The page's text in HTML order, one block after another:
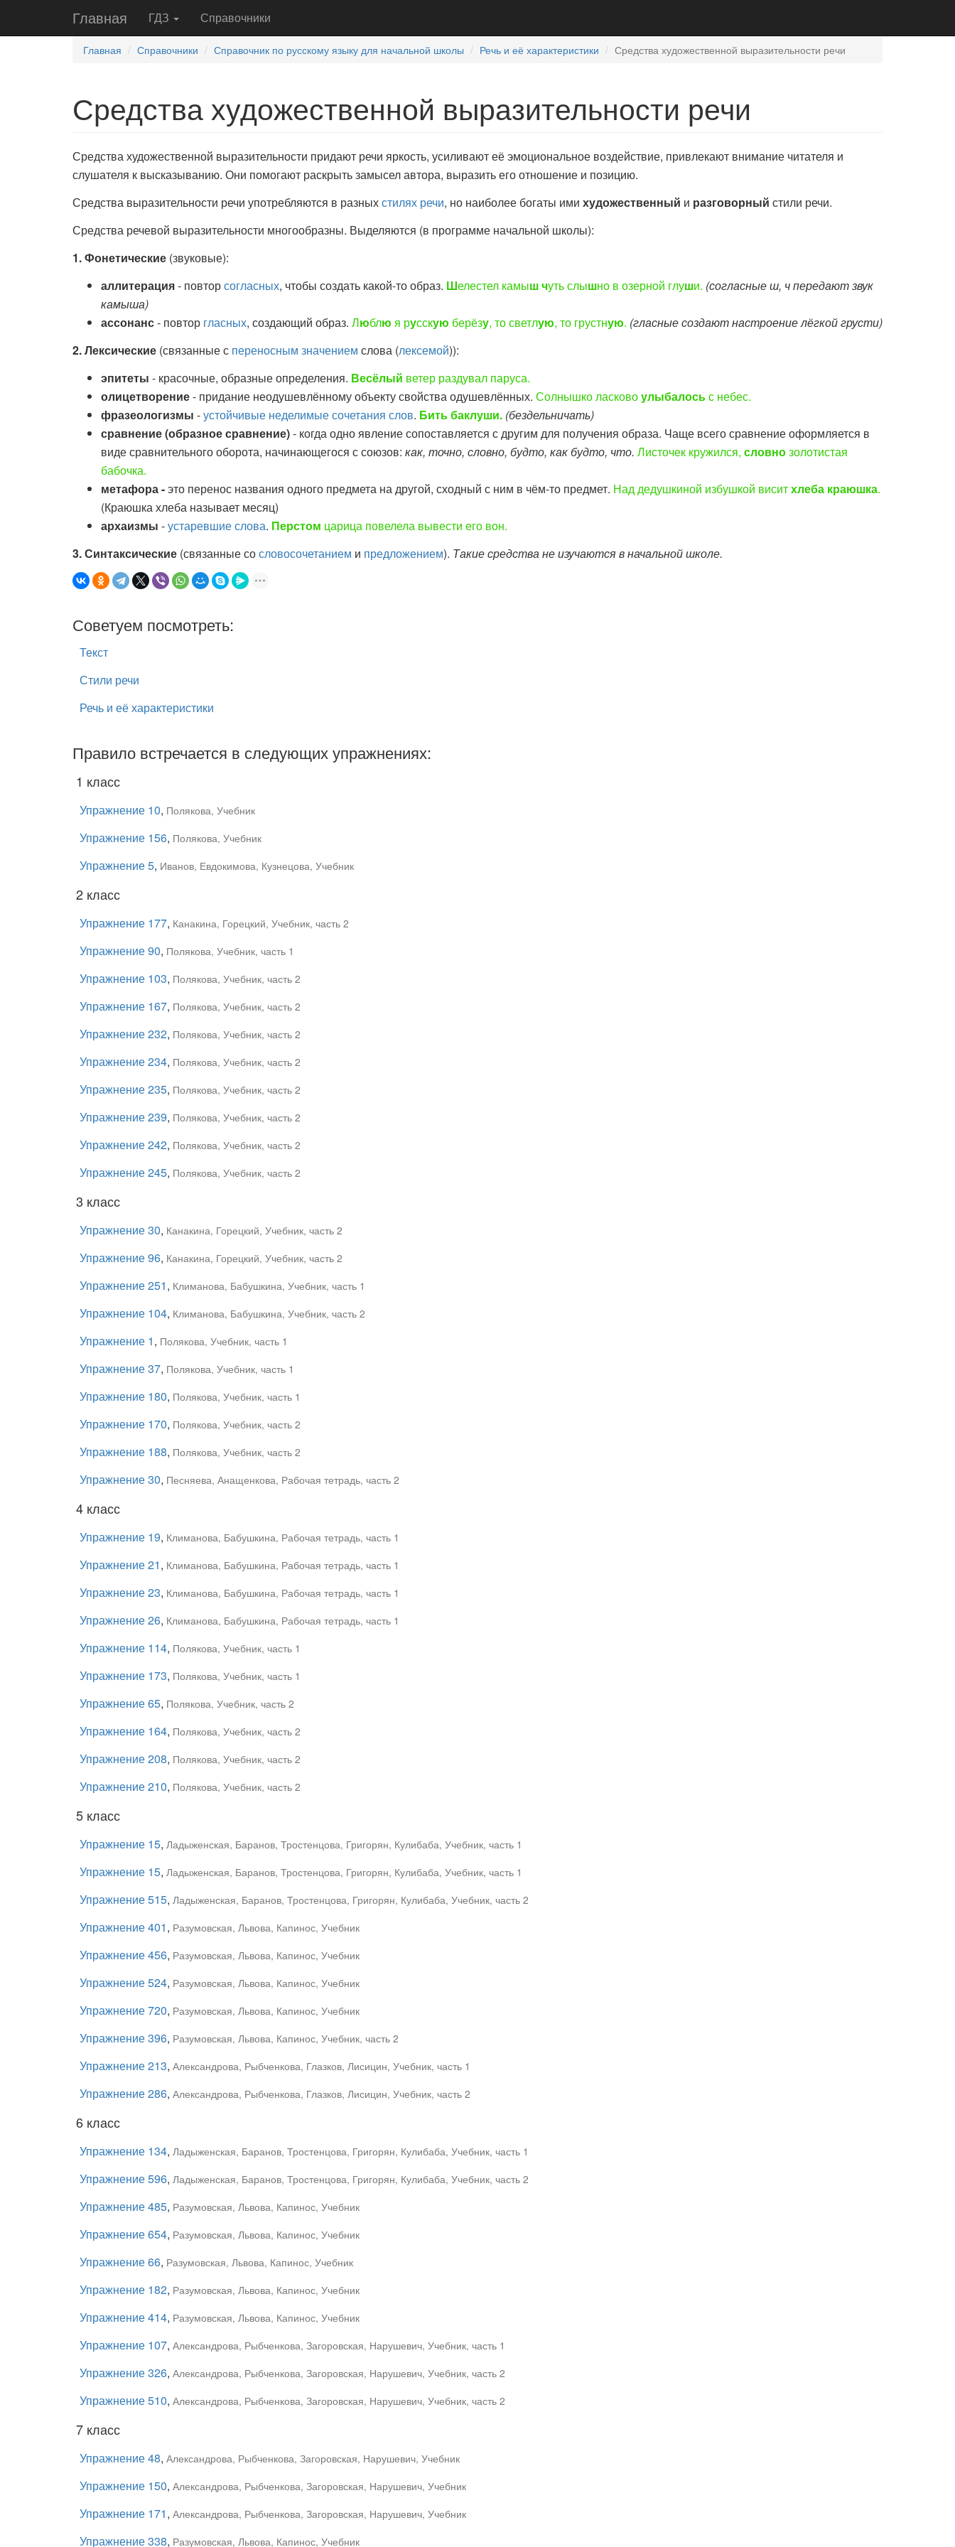
Главная ГДЗ Справочники
Главная Справочники Справочник по русскому языку для начальной школы Речь и её характеристики Средства художественной выразительности речи
Средства художественной выразительности речи
Средства художественной выразительности придают речи яркость, усиливают её эмоциональное воздействие, привлекают внимание читателя и
слушателя к высказыванию. Они помогают раскрыть замысел автора, выразить его отношение и позицию.
Средства выразительности речи употребляются в разныхстилях речи, но наиболее богаты ими художественный и разговорный стили речи.
Средства речевой выразительности многообразны. Выделяются (в программе начальной школы):
1. Фонетические (звуковые):
аллитерация- повторсогласных, чтобы создать какой-то образ. Шелестел камышчуть слышно в озерной глуши. (согласные ш, ч передают звук
камыша)
ассонанс- повтор гласных, создающий образ. Люблю я русскую берёзу, то светлую, то грустную. (гласные создают настроение лёгкой грусти)
2. Лексические (связанные с переносным значением слова (лексемой)):
эпитеты - красочные, образные определения. Весёлый ветер раздувал паруса.
олицетворение- придание неодушевлённому объекту свойства одушевлённых. Солнышко ласковоулыбалосьс небес.
фразеологизмы -устойчивые неделимые сочетания слов. Бить баклуши. (бездельничать)
сравнение (образное сравнение)- когда одно явление сопоставляется с другим для получения образа. Чаще всего сравнение оформляется в
виде сравнительного оборота, начинающегося с союзов: как, точно, словно, будто, как будто, что. Листочек кружился, словнозолотистая
бабочка.
метафора -это перенос названия одного предмета на другой, сходный с ним в чём-то предмет. Над дедушкиной избушкой виситхлеба краюшка.
(Краюшка хлеба называет месяц)
архаизмы -устаревшие слова. Перстом царица повелела вывести его вон.
3. Синтаксические (связанные сословосочетанием и предложением). Такие средства не изучаются в начальной школе.
Советуем посмотреть:
Текст
Стили речи
Речь и её характеристики
Правило встречается в следующих упражнениях:
1 класс
Упражнение 10, Полякова, Учебник
Упражнение 156, Полякова, Учебник
Упражнение 5, Иванов, Евдокимова, Кузнецова, Учебник
2 класс
Упражнение 177, Канакина, Горецкий, Учебник, часть 2
Упражнение 90, Полякова, Учебник, часть 1
Упражнение 103, Полякова, Учебник, часть 2
Упражнение 167, Полякова, Учебник, часть 2
Упражнение 232, Полякова, Учебник, часть 2
Упражнение 234, Полякова, Учебник, часть 2
Упражнение 235, Полякова, Учебник, часть 2
Упражнение 239, Полякова, Учебник, часть 2
Упражнение 242, Полякова, Учебник, часть 2
Упражнение 245, Полякова, Учебник, часть 2
3 класс
Упражнение 30, Канакина, Горецкий, Учебник, часть 2
Упражнение 96, Канакина, Горецкий, Учебник, часть 2
Упражнение 251, Климанова, Бабушкина, Учебник, часть 1
Упражнение 104, Климанова, Бабушкина, Учебник, часть 2
Упражнение 1, Полякова, Учебник, часть 1
Упражнение 37, Полякова, Учебник, часть 1
Упражнение 180, Полякова, Учебник, часть 1
Упражнение 170, Полякова, Учебник, часть 2
Упражнение 188, Полякова, Учебник, часть 2
Упражнение 30, Песняева, Анащенкова, Рабочая тетрадь, часть 2
4 класс
Упражнение 19, Климанова, Бабушкина, Рабочая тетрадь, часть 1
Упражнение 21, Климанова, Бабушкина, Рабочая тетрадь, часть 1
Упражнение 23, Климанова, Бабушкина, Рабочая тетрадь, часть 1
Упражнение 26, Климанова, Бабушкина, Рабочая тетрадь, часть 1
Упражнение 114, Полякова, Учебник, часть 1
Упражнение 173, Полякова, Учебник, часть 1
Упражнение 65, Полякова, Учебник, часть 2
Упражнение 164, Полякова, Учебник, часть 2
Упражнение 208, Полякова, Учебник, часть 2
Упражнение 210, Полякова, Учебник, часть 2
5 класс
Упражнение 15, Ладыженская, Баранов, Тростенцова, Григорян, Кулибаба, Учебник, часть 1
Упражнение 15, Ладыженская, Баранов, Тростенцова, Григорян, Кулибаба, Учебник, часть 1
Упражнение 515, Ладыженская, Баранов, Тростенцова, Григорян, Кулибаба, Учебник, часть 2
Упражнение 401, Разумовская, Львова, Капинос, Учебник
Упражнение 456, Разумовская, Львова, Капинос, Учебник
Упражнение 524, Разумовская, Львова, Капинос, Учебник
Упражнение 720, Разумовская, Львова, Капинос, Учебник
Упражнение 396, Разумовская, Львова, Капинос, Учебник, часть 2
Упражнение 213, Александрова, Рыбченкова, Глазков, Лисицин, Учебник, часть 1
Упражнение 286, Александрова, Рыбченкова, Глазков, Лисицин, Учебник, часть 2
6 класс
Упражнение 134, Ладыженская, Баранов, Тростенцова, Григорян, Кулибаба, Учебник, часть 1
Упражнение 596, Ладыженская, Баранов, Тростенцова, Григорян, Кулибаба, Учебник, часть 2
Упражнение 485, Разумовская, Львова, Капинос, Учебник
Упражнение 654, Разумовская, Львова, Капинос, Учебник
Упражнение 66, Разумовская, Львова, Капинос, Учебник
Упражнение 182, Разумовская, Львова, Капинос, Учебник
Упражнение 414, Разумовская, Львова, Капинос, Учебник
Упражнение 107, Александрова, Рыбченкова, Загоровская, Нарушевич, Учебник, часть 1
Упражнение 326, Александрова, Рыбченкова, Загоровская, Нарушевич, Учебник, часть 2
Упражнение 510, Александрова, Рыбченкова, Загоровская, Нарушевич, Учебник, часть 2
7 класс
Упражнение 48, Александрова, Рыбченкова, Загоровская, Нарушевич, Учебник
Упражнение 150, Александрова, Рыбченкова, Загоровская, Нарушевич, Учебник
Упражнение 171, Александрова, Рыбченкова, Загоровская, Нарушевич, Учебник
Упражнение 338, Разумовская, Львова, Капинос, Учебник